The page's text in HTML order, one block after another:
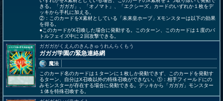
きる。「ガガガ」、「オノマト」、「エクシーズ」カードのいずれか１枚をデ
ッキから手札に加える。
②：このカードをX素材としている「未来皇ホープ」Xモンスターは以下の効果
を得る。
●このカードがX召喚した場合に発動する。このターン、このカードは１度のバ
トルフェイズ中に２回攻撃できる。
ガガガがくえんのきんきゅうれんらくもう
ガガガ学園の緊急連絡網
魔法
このカード名のカードは１ターンに１枚しか発動できず、このカードを発動す
るターン、自分はX召喚以外の特殊召喚ができない。①：相手フィールドにの
みモンスターが存在する場合に発動できる。デッキから「ガガガ」モンスター
１体を特殊召喚する。